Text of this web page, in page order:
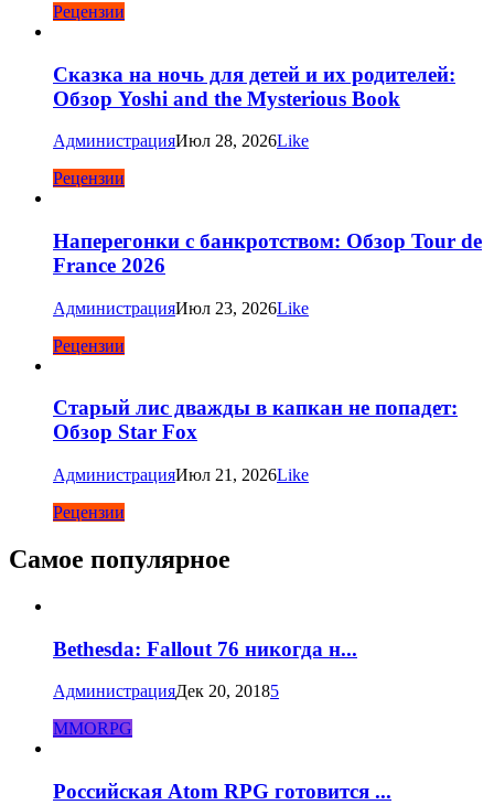
Рецензии
Сказка на ночь для детей и их родителей:
Обзор Yoshi and the Mysterious Book
АдминистрацияИюл 28, 2026Like
Рецензии
Наперегонки с банкротством: Обзор Tour de
France 2026
АдминистрацияИюл 23, 2026Like
Рецензии
Старый лис дважды в капкан не попадет:
Обзор Star Fox
АдминистрацияИюл 21, 2026Like
Рецензии
Самое популярное
Bethesda: Fallout 76 никогда н...
АдминистрацияДек 20, 20185
MMORPG
Российская Atom RPG готовится ...